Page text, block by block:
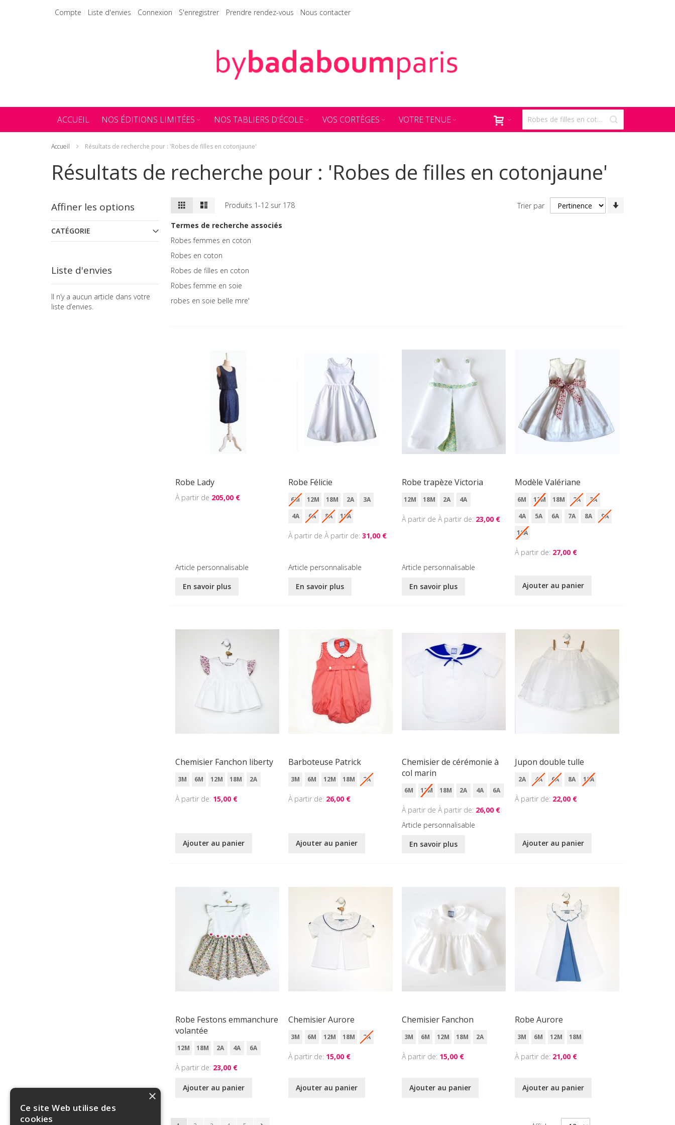
Allez
Compte Liste d'envies Connexion S'enregistrer Prendre rendez-vous Nous contacter
ACCUEIL NOS ÉDITIONS LIMITÉES NOS TABLIERS D'ÉCOLE VOS CORTÈGES VOTRE TENUE
Accueil Résultats de recherche pour : 'Robes de filles en cotonjaune'
Résultats de recherche pour : 'Robes de filles en cotonjaune'
Afficher
en
Grille Produits 1-12sur 178 Trier par
Termes de recherche associés
Robes femmes en coton
Robes en coton
Robes de filles en coton
Robes femme en soie
robes en soie belle mre'
Robe Lady
205,00 €
Article personnalisable
En savoir plus
Robe Félicie
6M 12M 18M 2A
3A
4A
6A 8A 10A
À partir de 31,00 €
Article personnalisable
En savoir plus
Robe trapèze Victoria
12M 18M 2A 4A
À partir de 23,00 €
Article personnalisable
En savoir plus
Modèle Valériane
6M 12M 18M 2A
3A
4A
5A 6A 7A 8A
9A
10A
À partir de 27,00 €
Ajouter au panier
Chemisier Fanchon liberty
3M 6M 12M 18M 2A
À partir de 15,00 €
Ajouter au panier
Barboteuse Patrick
3M 6M 12M 18M 2A
À partir de 26,00 €
Ajouter au panier
Chemisier de cérémonie à
col marin
6M 12M 18M 2A 4A 6A
À partir de 26,00 €
Article personnalisable
En savoir plus
Jupon double tulle
2A 4A 6A 8A 10A
À partir de 22,00 €
Ajouter au panier
Robe Festons emmanchure
volantée
12M 18M 2A 4A 6A
À partir de 23,00 €
Ajouter au panier
Chemisier Aurore
3M 6M 12M 18M 2A
À partir de 15,00 €
Ajouter au panier
Chemisier Fanchon
3M 6M 12M 18M 2A
À partir de 15,00 €
Ajouter au panier
Robe Aurore
3M 6M 12M 18M
À partir de 21,00 €
Ajouter au panier
Page
Affiner les options
CATÉGORIE
Liste d'envies
Il n’y a aucun article dans votre
liste d’envies.
×
Ce site Web utilise des
cookies